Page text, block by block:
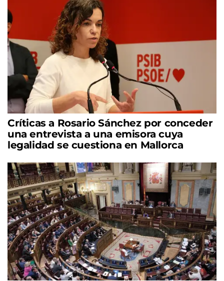
Críticas a Rosario Sánchez por conceder
una entrevista a una emisora cuya
legalidad se cuestiona en Mallorca